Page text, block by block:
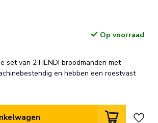
Op voorraad
set van 2 HENDI broodmanden met
en hebben een roestvast